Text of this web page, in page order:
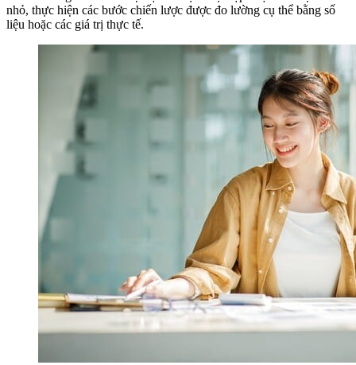
nhỏ, thực hiện các bước chiến lược được đo lường cụ thể bằng số
liệu hoặc các giá trị thực tế.